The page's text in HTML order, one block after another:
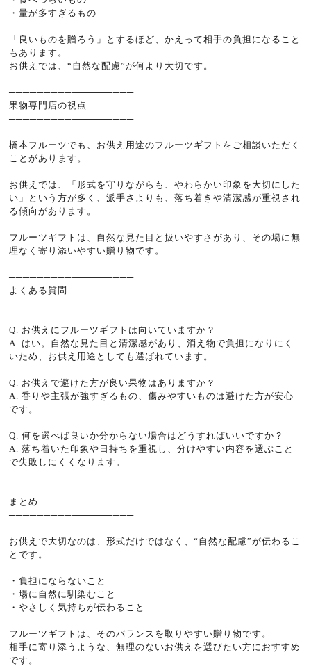
・量が多すぎるもの
「良いものを贈ろう」とするほど、かえって相手の負担になること
もあります。
お供えでは、“自然な配慮”が何より大切です。
──────────────────
果物専門店の視点
──────────────────
橋本フルーツでも、お供え用途のフルーツギフトをご相談いただく
ことがあります。
お供えでは、「形式を守りながらも、やわらかい印象を大切にした
い」という方が多く、派手さよりも、落ち着きや清潔感が重視され
る傾向があります。
フルーツギフトは、自然な見た目と扱いやすさがあり、その場に無
理なく寄り添いやすい贈り物です。
──────────────────
よくある質問
──────────────────
Q. お供えにフルーツギフトは向いていますか？
A. はい。自然な見た目と清潔感があり、消え物で負担になりにく
いため、お供え用途としても選ばれています。
Q. お供えで避けた方が良い果物はありますか？
A. 香りや主張が強すぎるもの、傷みやすいものは避けた方が安心
です。
Q. 何を選べば良いか分からない場合はどうすればいいですか？
A. 落ち着いた印象や日持ちを重視し、分けやすい内容を選ぶこと
で失敗しにくくなります。
──────────────────
まとめ
──────────────────
お供えで大切なのは、形式だけではなく、“自然な配慮”が伝わるこ
とです。
・負担にならないこと
・場に自然に馴染むこと
・やさしく気持ちが伝わること
フルーツギフトは、そのバランスを取りやすい贈り物です。
相手に寄り添うような、無理のないお供えを選びたい方におすすめ
です。